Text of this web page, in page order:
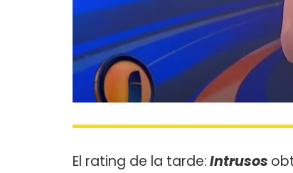
El rating de la tarde:Intrusos